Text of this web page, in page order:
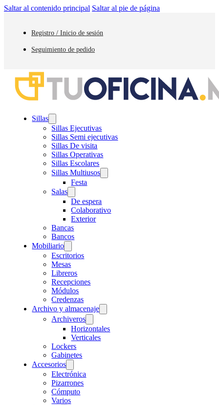
Saltar al contenido principal Saltar al pie de página
Registro / Inicio de sesión
Seguimiento de pedido
Sillas
Sillas Ejecutivas
Sillas Semi ejecutivas
Sillas De visita
Sillas Operativas
Sillas Escolares
Sillas Multiusos
Festa
Salas
De espera
Colaborativo
Exterior
Bancas
Bancos
Mobiliario
Escritorios
Mesas
Libreros
Recepciones
Módulos
Credenzas
Archivo y almacenaje
Archiveros
Horizontales
Verticales
Lockers
Gabinetes
Accesorios
Electrónica
Pizarrones
Cómputo
Varios